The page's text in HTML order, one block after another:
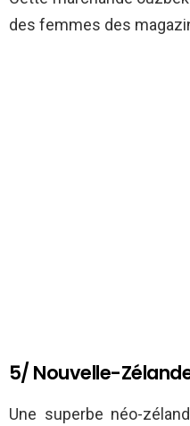
des femmes des
5/ Nouvelle-
Une superbe néo-